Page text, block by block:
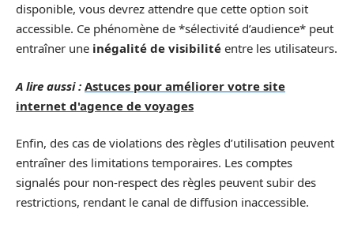
disponible, vous devrez attendre que cette option soit
accessible. Ce phénomène de *sélectivité d’audience* peut
entraîner une inégalité de visibilité entre les utilisateurs.
A lire aussi : Astuces pour améliorer votre site
internet d'agence de voyages
Enfin, des cas de violations des règles d’utilisation peuvent
entraîner des limitations temporaires. Les comptes
signalés pour non-respect des règles peuvent subir des
restrictions, rendant le canal de diffusion inaccessible.